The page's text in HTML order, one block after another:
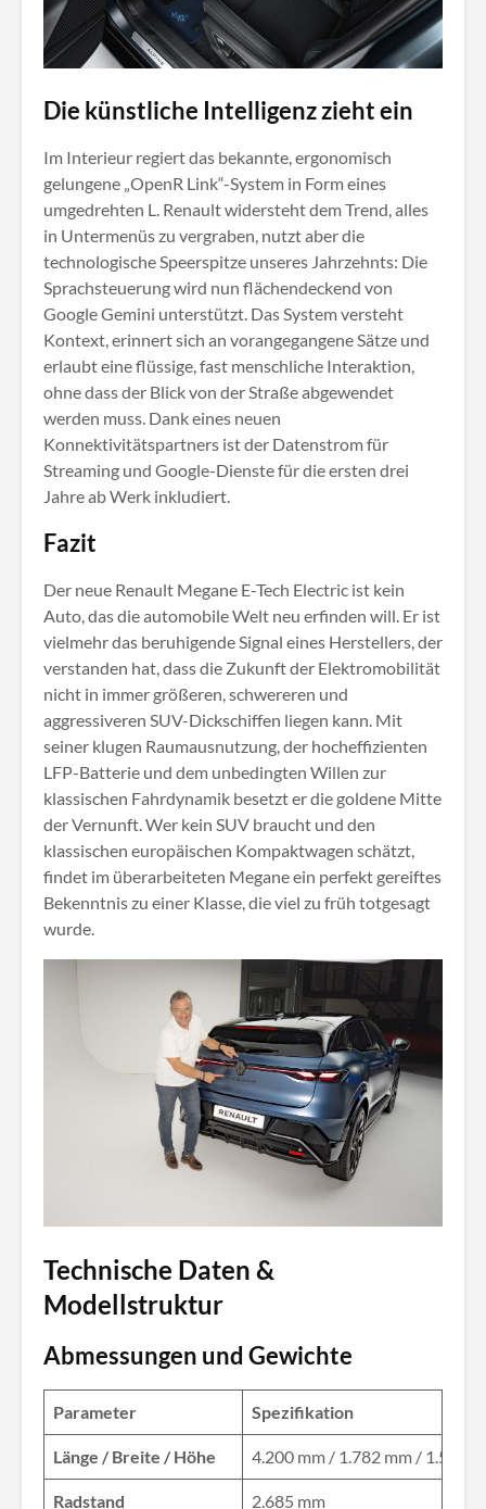
Die künstliche Intelligenz zieht ein
Im Interieur regiert das bekannte, ergonomisch
gelungene „OpenR Link“-System in Form eines
umgedrehten L. Renault widersteht dem Trend, alles
in Untermenüs zu vergraben, nutzt aber die
technologische Speerspitze unseres Jahrzehnts: Die
Sprachsteuerung wird nun flächendeckend von
Google Gemini unterstützt. Das System versteht
Kontext, erinnert sich an vorangegangene Sätze und
erlaubt eine flüssige, fast menschliche Interaktion,
ohne dass der Blick von der Straße abgewendet
werden muss. Dank eines neuen
Konnektivitätspartners ist der Datenstrom für
Streaming und Google-Dienste für die ersten drei
Jahre ab Werk inkludiert.
Fazit
Der neue Renault Megane E-Tech Electric ist kein
Auto, das die automobile Welt neu erfinden will. Er ist
vielmehr das beruhigende Signal eines Herstellers, der
verstanden hat, dass die Zukunft der Elektromobilität
nicht in immer größeren, schwereren und
aggressiveren SUV-Dickschiffen liegen kann. Mit
seiner klugen Raumausnutzung, der hocheffizienten
LFP-Batterie und dem unbedingten Willen zur
klassischen Fahrdynamik besetzt er die goldene Mitte
der Vernunft. Wer kein SUV braucht und den
klassischen europäischen Kompaktwagen schätzt,
findet im überarbeiteten Megane ein perfekt gereiftes
Bekenntnis zu einer Klasse, die viel zu früh totgesagt
wurde.
Technische Daten &
Modellstruktur
Abmessungen und Gewichte
Parameter Spezifikation
Länge / Breite / Höhe 4.200 mm / 1.782 mm / 1.522
Radstand 2.685 mm